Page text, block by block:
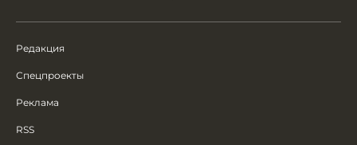
Редакция
Спецпроекты
Реклама
RSS